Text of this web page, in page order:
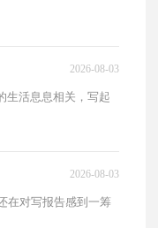
2026-08-03
生活息息相关，写起
2026-08-03
在对写报告感到一筹